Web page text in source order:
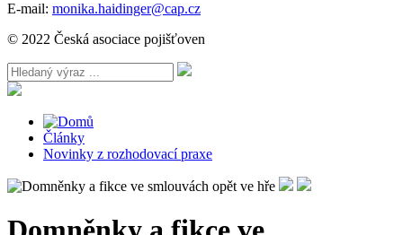
E-mail: monika.haidinger@cap.cz
© 2022 Česká asociace pojišťoven
Články
Novinky z rozhodovací praxe